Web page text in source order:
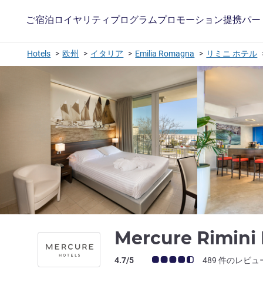
ご宿泊 ロイヤリティプログラムプロモーション提携パ
Hotels 欧州 イタリア Emilia Romagna リミニ ホテル
Mercure Rimini
お客さまの声 (確認済みレビュー アコー
4.7/5 489 件のレビュ